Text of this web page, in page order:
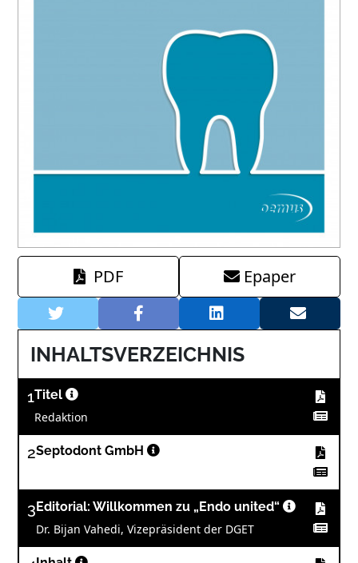
PDF Epaper
INHALTSVERZEICHNIS
1Titel
Redaktion
2Septodont GmbH
3 Editorial: Willkommen zu „Endo united“
Dr. Bijan Vahedi, Vizepräsident der DGET